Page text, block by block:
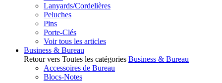
Lanyards/Cordelières
Peluches
Pins
Porte-Clés
Voir tous les articles
Business & Bureau
Retour vers Toutes les catégories Business & Bureau
Accessoires de Bureau
Blocs-Notes